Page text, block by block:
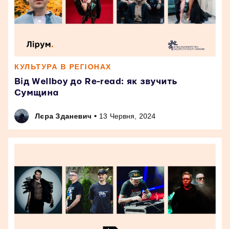
КУЛЬТУРА В РЕГІОНАХ
Від Wellboy до Re-read: як звучить
Сумщина
Лєра Зданевич • 13 Червня, 2024